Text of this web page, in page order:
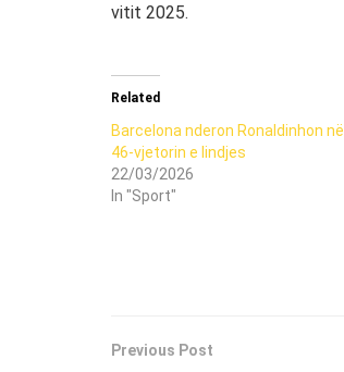
vitit 2025.
Related
Barcelona nderon Ronaldinhon në
46-vjetorin e lindjes
22/03/2026
In "Sport"
Previous Post